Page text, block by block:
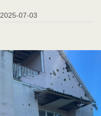
2025-07-03